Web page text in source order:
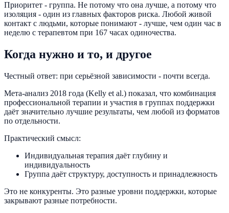
Приоритет - группа. Не потому что она лучше, а потому что
изоляция - один из главных факторов риска. Любой живой
контакт с людьми, которые понимают - лучше, чем один час в
неделю с терапевтом при 167 часах одиночества.
Когда нужно и то, и другое
Честный ответ: при серьёзной зависимости - почти всегда.
Мета-анализ 2018 года (Kelly et al.) показал, что комбинация
профессиональной терапии и участия в группах поддержки
даёт значительно лучшие результаты, чем любой из форматов
по отдельности.
Практический смысл:
Индивидуальная терапия даёт глубину и
индивидуальность
Группа даёт структуру, доступность и принадлежность
Это не конкуренты. Это разные уровни поддержки, которые
закрывают разные потребности.